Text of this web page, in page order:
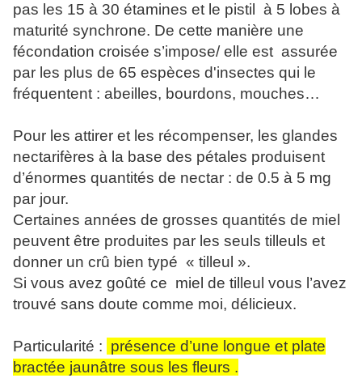
pas les 15 à 30 étamines et le pistil à 5 lobes à
maturité synchrone. De cette manière une
fécondation croisée s’impose/ elle est assurée
par les plus de 65 espèces d'insectes qui le
fréquentent : abeilles, bourdons, mouches…
Pour les attirer et les récompenser, les glandes
nectarifères à la base des pétales produisent
d’énormes quantités de nectar : de 0.5 à 5 mg
par jour.
Certaines années de grosses quantités de miel
peuvent être produites par les seuls tilleuls et
donner un crû bien typé « tilleul ».
Si vous avez goûté ce miel de tilleul vous l’avez
trouvé sans doute comme moi, délicieux.
Particularité : présence d’une longue et plate
bractée jaunâtre sous les fleurs .